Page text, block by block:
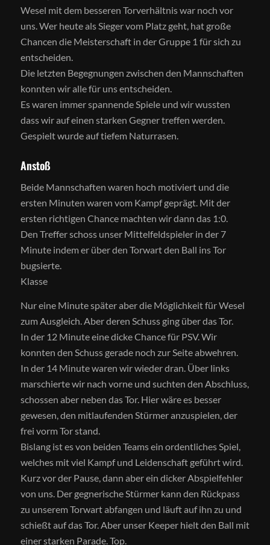
Wesel mit dem besseren Torverhältnis war noch vor
uns. Wer heute als Sieger vom Platz geht, hat große
Chancen die Meisterschaft in der Gruppe 1 für sich zu
entscheiden.
Die letzten Begegnungen zwischen den Mannschaften
konnten wir alle für uns entscheiden.
Es waren immer spannende Spiele und wir wussten
dass wir auf einen starken Gegner treffen werden.
Gespielt wurde auf tiefem Naturrasen.
Anstoß
Beide Mannschaften waren hoch motiviert und die
ersten Minuten waren vom Kampf geprägt. Mit der
ersten richtigen Chance machten wir dann das 1:0.
Den Treffer schoss unser Mittelfeldspieler in der 7
Minute indem er über den Torwart den Ball ins Tor
bugsierte.
Klasse
Nur eine Minute später aber die Möglichkeit für Wesel
zum Ausgleich. Aber deren Schuss ging über das Tor.
In der 12 Minute eine dicke Chance für PSV. Wir
konnten den Schuss gerade noch zur Seite abwehren.
In der 14 Minute waren wir wieder dran. Über links
marschierte wir nach vorne und suchten den Abschluss,
schossen aber neben das Tor. Hier wäre es besser
gewesen, den mitlaufenden Stürmer anzuspielen, der
frei vorm Tor stand.
Bislang ist es von beiden Teams ein ordentliches Spiel,
welches mit viel Kampf und Leidenschaft geführt wird.
Kurz vor der Pause, dann aber ein dicker Abspielfehler
von uns. Der gegnerische Stürmer kann den Rückpass
zu unserem Torwart abfangen und läuft auf ihn zu und
schießt auf das Tor. Aber unser Keeper hielt den Ball mit
einer starken Parade. Top.